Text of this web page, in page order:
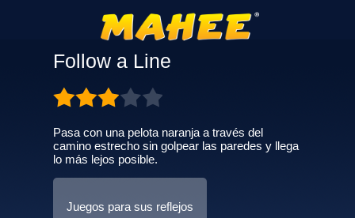
Follow a Line
Pasa con una pelota naranja a través del
camino estrecho sin golpear las paredes y llega
lo más lejos posible.
Juegos para sus reflejos